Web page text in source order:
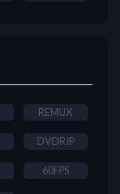
REMUX
DVDRIP
60FPS